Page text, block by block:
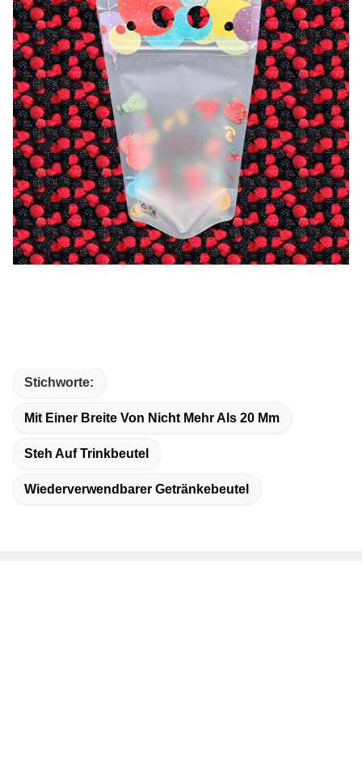
Stichworte:
Mit Einer Breite Von Nicht Mehr Als 20 Mm
Steh Auf Trinkbeutel
Wiederverwendbarer Getränkebeutel